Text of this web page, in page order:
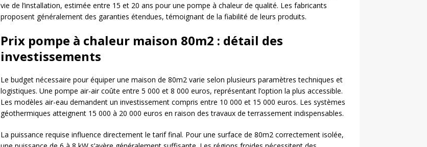
vie de l’installation, estimée entre 15 et 20 ans pour une pompe à chaleur de qualité. Les fabricants
proposent généralement des garanties étendues, témoignant de la fiabilité de leurs produits.
Prix pompe à chaleur maison 80m2 : détail des
investissements
Le budget nécessaire pour équiper une maison de 80m2 varie selon plusieurs paramètres techniques et
logistiques. Une pompe air-air coûte entre 5 000 et 8 000 euros, représentant l’option la plus accessible.
Les modèles air-eau demandent un investissement compris entre 10 000 et 15 000 euros. Les systèmes
géothermiques atteignent 15 000 à 20 000 euros en raison des travaux de terrassement indispensables.
La puissance requise influence directement le tarif final. Pour une surface de 80m2 correctement isolée,